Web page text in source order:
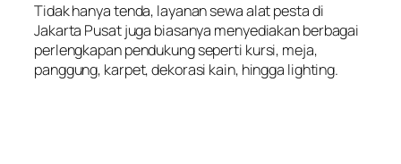
Tidak hanya tenda, layanan sewa alat pesta di
Jakarta Pusat juga biasanya menyediakan berbagai
perlengkapan pendukung seperti kursi, meja,
panggung, karpet, dekorasi kain, hingga lighting.